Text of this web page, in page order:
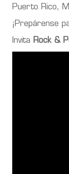
Puerto Rico,
¡Prepárense
Invita Rock &